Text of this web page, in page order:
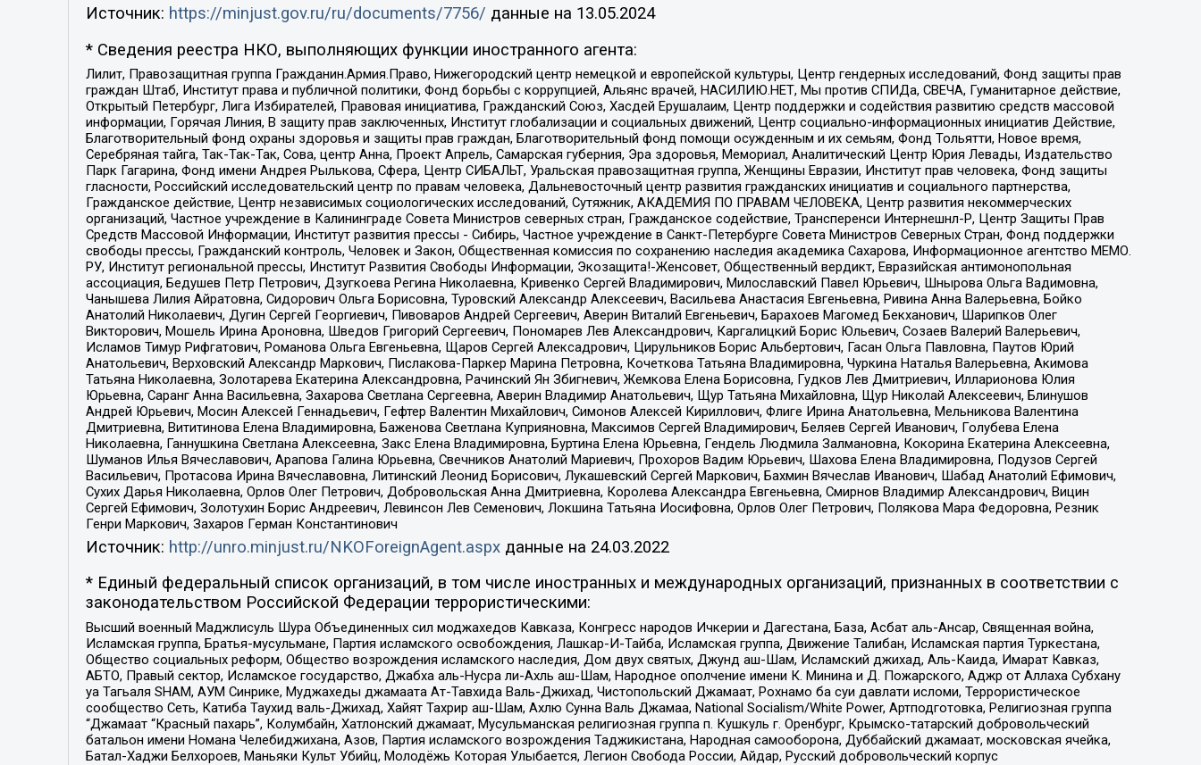
Источник: https://minjust.gov.ru/ru/documents/7756/ данные на 13.05.2024
* Сведения реестра НКО, выполняющих функции иностранного агента:
Лилит, Правозащитная группа Гражданин.Армия.Право, Нижегородский центр немецкой и европейской культуры, Центр гендерных исследований, Фонд защиты прав
граждан Штаб, Институт права и публичной политики, Фонд борьбы с коррупцией, Альянс врачей, НАСИЛИЮ.НЕТ, Мы против СПИДа, СВЕЧА, Гуманитарное действие,
Открытый Петербург, Лига Избирателей, Правовая инициатива, Гражданский Союз, Хасдей Ерушалаим, Центр поддержки и содействия развитию средств массовой
информации, Горячая Линия, В защиту прав заключенных, Институт глобализации и социальных движений, Центр социально-информационных инициатив Действие,
Благотворительный фонд охраны здоровья и защиты прав граждан, Благотворительный фонд помощи осужденным и их семьям, Фонд Тольятти, Новое время,
Серебряная тайга, Так-Так-Так, Сова, центр Анна, Проект Апрель, Самарская губерния, Эра здоровья, Мемориал, Аналитический Центр Юрия Левады, Издательство
Парк Гагарина, Фонд имени Андрея Рылькова, Сфера, Центр СИБАЛЬТ, Уральская правозащитная группа, Женщины Евразии, Институт прав человека, Фонд защиты
гласности, Российский исследовательский центр по правам человека, Дальневосточный центр развития гражданских инициатив и социального партнерства,
Гражданское действие, Центр независимых социологических исследований, Сутяжник, АКАДЕМИЯ ПО ПРАВАМ ЧЕЛОВЕКА, Центр развития некоммерческих
организаций, Частное учреждение в Калининграде Совета Министров северных стран, Гражданское содействие, Трансперенси Интернешнл-Р, Центр Защиты Прав
Средств Массовой Информации, Институт развития прессы - Сибирь, Частное учреждение в Санкт-Петербурге Совета Министров Северных Стран, Фонд поддержки
свободы прессы, Гражданский контроль, Человек и Закон, Общественная комиссия по сохранению наследия академика Сахарова, Информационное агентство МЕМО.
РУ, Институт региональной прессы, Институт Развития Свободы Информации, Экозащита!-Женсовет, Общественный вердикт, Евразийская антимонопольная
ассоциация, Бедушев Петр Петрович, Дзугкоева Регина Николаевна, Кривенко Сергей Владимирович, Милославский Павел Юрьевич, Шнырова Ольга Вадимовна,
Чанышева Лилия Айратовна, Сидорович Ольга Борисовна, Туровский Александр Алексеевич, Васильева Анастасия Евгеньевна, Ривина Анна Валерьевна, Бойко
Анатолий Николаевич, Дугин Сергей Георгиевич, Пивоваров Андрей Сергеевич, Аверин Виталий Евгеньевич, Барахоев Магомед Бекханович, Шарипков Олег
Викторович, Мошель Ирина Ароновна, Шведов Григорий Сергеевич, Пономарев Лев Александрович, Каргалицкий Борис Юльевич, Созаев Валерий Валерьевич,
Исламов Тимур Рифгатович, Романова Ольга Евгеньевна, Щаров Сергей Алексадрович, Цирульников Борис Альбертович, Гасан Ольга Павловна, Паутов Юрий
Анатольевич, Верховский Александр Маркович, Пислакова-Паркер Марина Петровна, Кочеткова Татьяна Владимировна, Чуркина Наталья Валерьевна, Акимова
Татьяна Николаевна, Золотарева Екатерина Александровна, Рачинский Ян Збигневич, Жемкова Елена Борисовна, Гудков Лев Дмитриевич, Илларионова Юлия
Юрьевна, Саранг Анна Васильевна, Захарова Светлана Сергеевна, Аверин Владимир Анатольевич, Щур Татьяна Михайловна, Щур Николай Алексеевич, Блинушов
Андрей Юрьевич, Мосин Алексей Геннадьевич, Гефтер Валентин Михайлович, Симонов Алексей Кириллович, Флиге Ирина Анатольевна, Мельникова Валентина
Дмитриевна, Вититинова Елена Владимировна, Баженова Светлана Куприяновна, Максимов Сергей Владимирович, Беляев Сергей Иванович, Голубева Елена
Николаевна, Ганнушкина Светлана Алексеевна, Закс Елена Владимировна, Буртина Елена Юрьевна, Гендель Людмила Залмановна, Кокорина Екатерина Алексеевна,
Шуманов Илья Вячеславович, Арапова Галина Юрьевна, Свечников Анатолий Мариевич, Прохоров Вадим Юрьевич, Шахова Елена Владимировна, Подузов Сергей
Васильевич, Протасова Ирина Вячеславовна, Литинский Леонид Борисович, Лукашевский Сергей Маркович, Бахмин Вячеслав Иванович, Шабад Анатолий Ефимович,
Сухих Дарья Николаевна, Орлов Олег Петрович, Добровольская Анна Дмитриевна, Королева Александра Евгеньевна, Смирнов Владимир Александрович, Вицин
Сергей Ефимович, Золотухин Борис Андреевич, Левинсон Лев Семенович, Локшина Татьяна Иосифовна, Орлов Олег Петрович, Полякова Мара Федоровна, Резник
Генри Маркович, Захаров Герман Константинович
Источник: http://unro.minjust.ru/NKOForeignAgent.aspxданные на 24.03.2022
* Единый федеральный список организаций, в том числе иностранных и международных организаций, признанных в соответствии с
законодательством Российской Федерации террористическими:
Высший военный Маджлисуль Шура Объединенных сил моджахедов Кавказа, Конгресс народов Ичкерии и Дагестана, База, Асбат аль-Ансар, Священная война,
Исламская группа, Братья-мусульмане, Партия исламского освобождения, Лашкар-И-Тайба, Исламская группа, Движение Талибан, Исламская партия Туркестана,
Общество социальных реформ, Общество возрождения исламского наследия, Дом двух святых, Джунд аш-Шам, Исламский джихад, Аль-Каида, Имарат Кавказ,
АБТО, Правый сектор, Исламское государство, Джабха аль-Нусра ли-Ахль аш-Шам, Народное ополчение имени К. Минина и Д. Пожарского, Аджр от Аллаха Субхану
уа Тагьаля SHAM, АУМ Синрике, Муджахеды джамаата Ат-Тавхида Валь-Джихад, Чистопольский Джамаат, Рохнамо ба суи давлати исломи, Террористическое
сообщество Сеть, Катиба Таухид валь-Джихад, Хайят Тахрир аш-Шам, Ахлю Сунна Валь Джамаа, National Socialism/White Power, Артподготовка, Религиозная группа
“Джамаат “Красный пахарь”, Колумбайн, Хатлонский джамаат, Мусульманская религиозная группа п. Кушкуль г. Оренбург, Крымско-татарский добровольческий
батальон имени Номана Челебиджихана, Азов, Партия исламского возрождения Таджикистана, Народная самооборона, Дуббайский джамаат, московская ячейка,
Батал-Хаджи Белхороев, Маньяки Культ Убийц, Молодёжь Которая Улыбается, Легион Свобода России, Айдар, Русский добровольческий корпус